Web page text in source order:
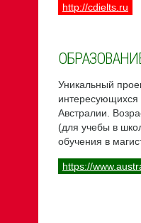
http://cdielts.ru
Уникальный
Австралии.
(для учебы в
обучения в
https://